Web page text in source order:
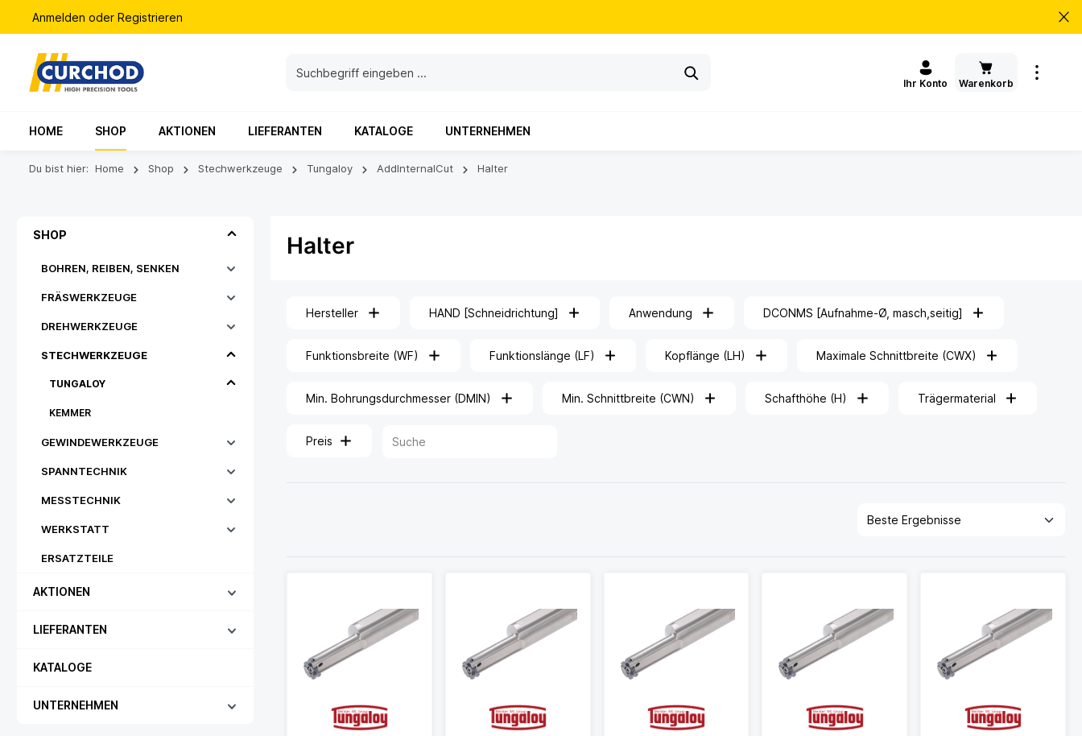
Anmelden oder Registrieren
Ihr Konto Warenkorb
HOME SHOP AKTIONEN LIEFERANTEN KATALOGE UNTERNEHMEN
Du bist hier: Home Shop Stechwerkzeuge Tungaloy AddInternalCut Halter
SHOP
BOHREN, REIBEN, SENKEN
FRÄSWERKZEUGE
DREHWERKZEUGE
STECHWERKZEUGE
TUNGALOY
KEMMER
GEWINDEWERKZEUGE
SPANNTECHNIK
MESSTECHNIK
WERKSTATT
ERSATZTEILE
AKTIONEN
LIEFERANTEN
KATALOGE
UNTERNEHMEN
Halter
Hersteller HAND [Schneidrichtung] Anwendung DCONMS [Aufnahme-Ø, masch,seitig]
Funktionsbreite (WF) Funktionslänge (LF) Kopflänge (LH) Maximale Schnittbreite (CWX)
Min. Bohrungsdurchmesser (DMIN) Min. Schnittbreite (CWN) Schafthöhe (H) Trägermaterial
Preis